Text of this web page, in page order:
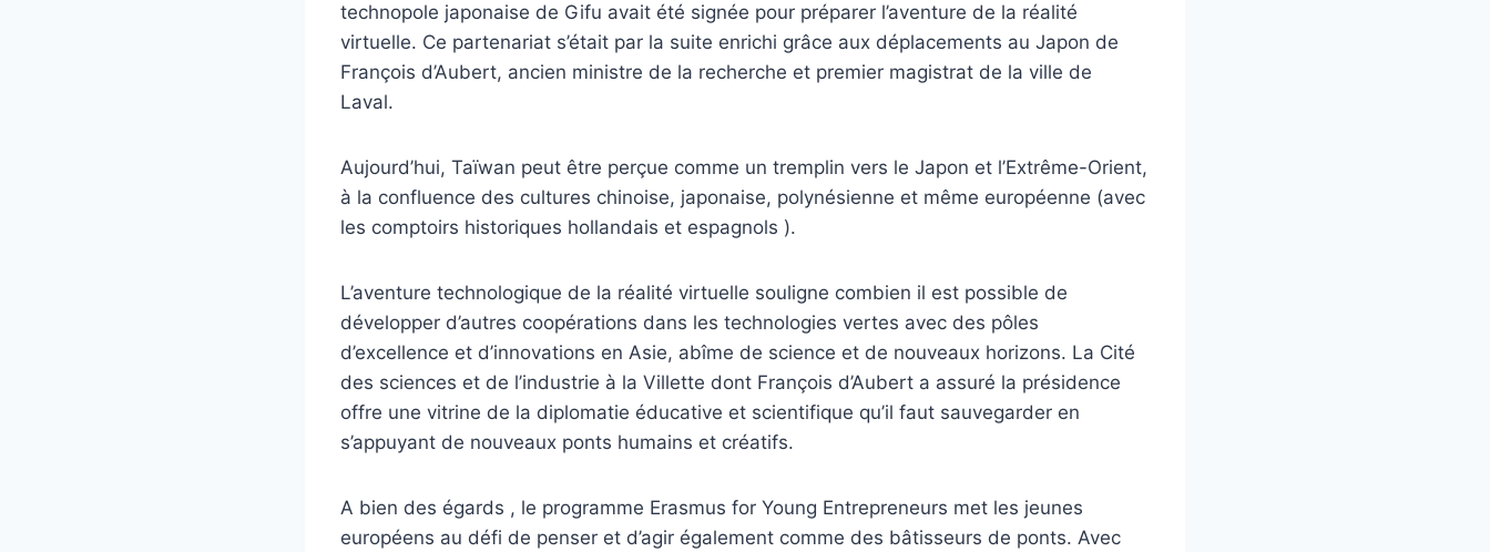
technopole japonaise de Gifu avait été signée pour préparer l’aventure de la réalité
virtuelle. Ce partenariat s’était par la suite enrichi grâce aux déplacements au Japon de
François d’Aubert, ancien ministre de la recherche et premier magistrat de la ville de
Laval.
Aujourd’hui, Taïwan peut être perçue comme un tremplin vers le Japon et l’Extrême-Orient,
à la confluence des cultures chinoise, japonaise, polynésienne et même européenne (avec
les comptoirs historiques hollandais et espagnols ).
L’aventure technologique de la réalité virtuelle souligne combien il est possible de
développer d’autres coopérations dans les technologies vertes avec des pôles
d’excellence et d’innovations en Asie, abîme de science et de nouveaux horizons. La Cité
des sciences et de l’industrie à la Villette dont François d’Aubert a assuré la présidence
offre une vitrine de la diplomatie éducative et scientifique qu’il faut sauvegarder en
s’appuyant de nouveaux ponts humains et créatifs.
A bien des égards , le programme Erasmus for Young Entrepreneurs met les jeunes
européens au défi de penser et d’agir également comme des bâtisseurs de ponts. Avec